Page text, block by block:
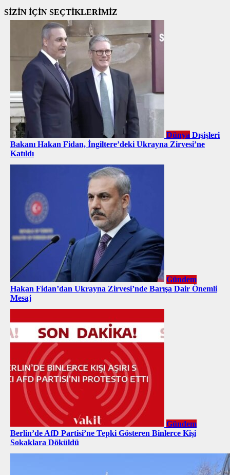
SİZİN İÇİN SEÇTİKLERİMİZ
Dünya Dışişleri
Bakanı Hakan Fidan, İngiltere’deki Ukrayna Zirvesi’ne
Katıldı
Gündem
Hakan Fidan’dan Ukrayna Zirvesi’nde Barışa Dair Önemli
Mesaj
Gündem
Berlin’de AfD Partisi’ne Tepki Gösteren Binlerce Kişi
Sokaklara Döküldü